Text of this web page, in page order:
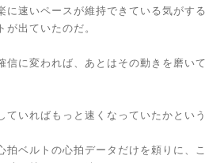
に速いペースが維持できている気がする
出ていたのだ。
信に変われば、あとはその動きを磨いて
ていればもっと速くなっていたかという
拍ベルトの心拍データだけを頼りに、こ